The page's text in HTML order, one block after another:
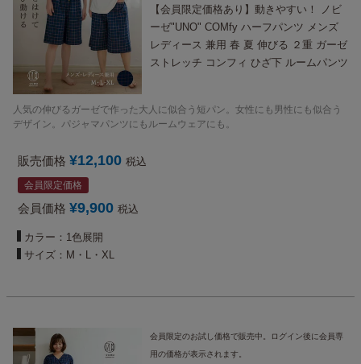
【会員限定価格あり】動きやすい！ ノビ
ーゼ"UNO" COMfy ハーフパンツ メンズ
レディース 兼用 春 夏 伸びる ２重 ガーゼ
ストレッチ コンフィ ひざ下 ルームパンツ
人気の伸びるガーゼで作った大人に似合う短パン。女性にも男性にも似合う
デザイン。パジャマパンツにもルームウェアにも。
販売価格 ¥12,100 税込
会員限定価格
会員価格 ¥9,900 税込
カラー：1色展開
サイズ：M・L・XL
会員限定のお試し価格で販売中。ログイン後に会員専
用の価格が表示されます。